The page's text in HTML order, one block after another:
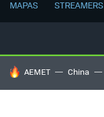
MAPAS STREAMERS
HOY SE HABLA DE
AEMET China